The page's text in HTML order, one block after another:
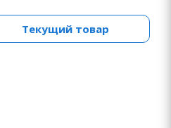
Текущий товар